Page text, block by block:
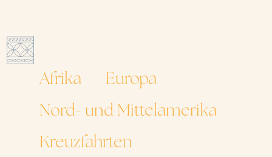
Afrika
Europa
Nord- und Mittelamerika
Kreuzfahrten